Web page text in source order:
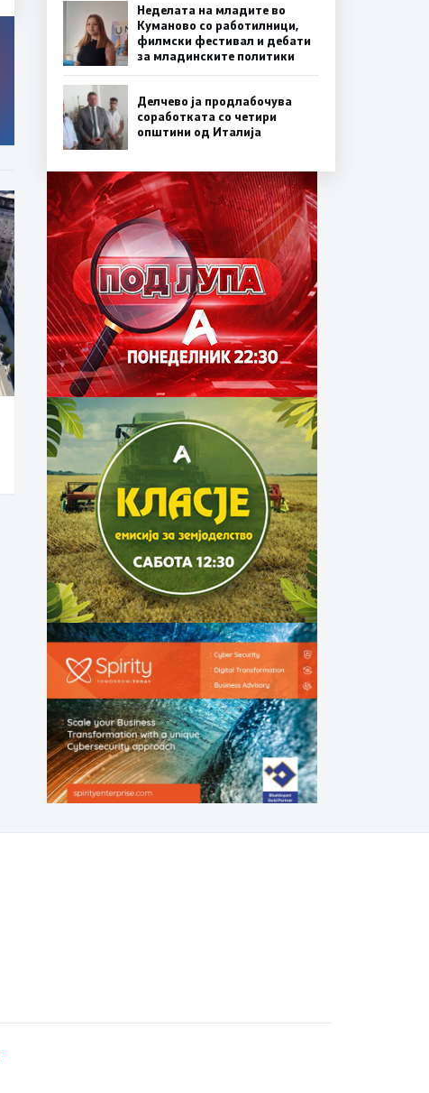
Неделата на младите во
Куманово со работилници,
филмски фестивал и дебати
за младинските политики
Делчево ја продлабочува
соработката со четири
општини од Италија